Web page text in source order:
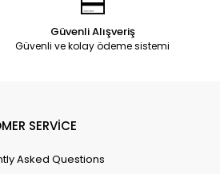
Güvenli Alışveriş
Güvenli ve kolay ödeme sistemi
SERVİCE
Asked Questions